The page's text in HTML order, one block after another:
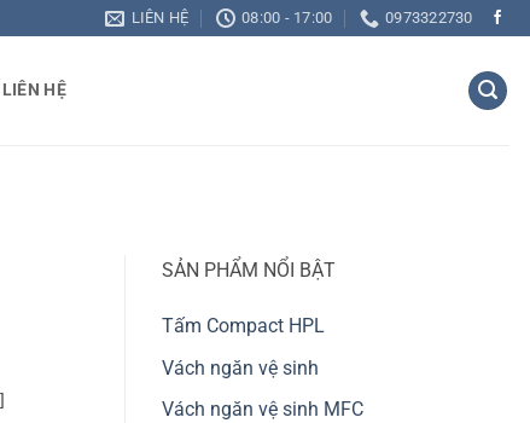
LIÊN HỆ 08:00 - 17:00 0973322730
LIÊN HỆ
SẢN PHẨM NỔI BẬT
Tấm Compact HPL
Vách ngăn vệ sinh
Vách ngăn vệ sinh MFC